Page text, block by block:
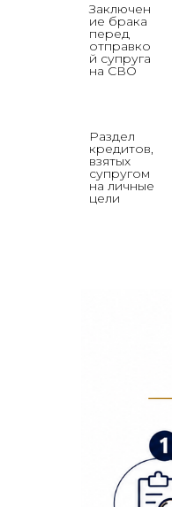
Заключен
ие брака
перед
отправко
й супруга
на СВО
Раздел
кредитов,
взятых
супругом
на личные
цели